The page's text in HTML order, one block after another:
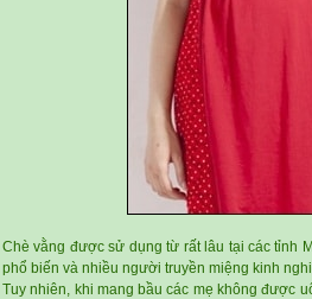
Chè vằng được sử dụng từ rất lâu tại các tỉnh
phổ biến và nhiều người truyền miệng kinh
Tuy nhiên, khi mang bầu các mẹ không được